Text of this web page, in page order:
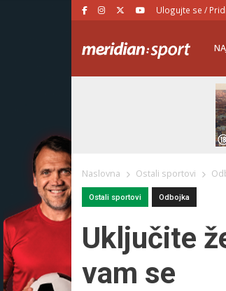
Ulogujte se /
Naslovna Ostali sportovi
Ostali sportovi Odbojka
Uključite
vam se